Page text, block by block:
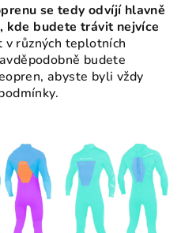
se tedy odvíjí hlavně
budete trávit nejvíce
různých teplotních
budete
abyste byli vždy